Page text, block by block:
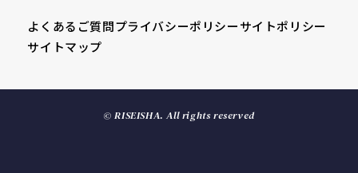
よくあるご質問プライバシーポリシーサイトポリシー
サイトマップ
© RISEISHA. All rights reserved